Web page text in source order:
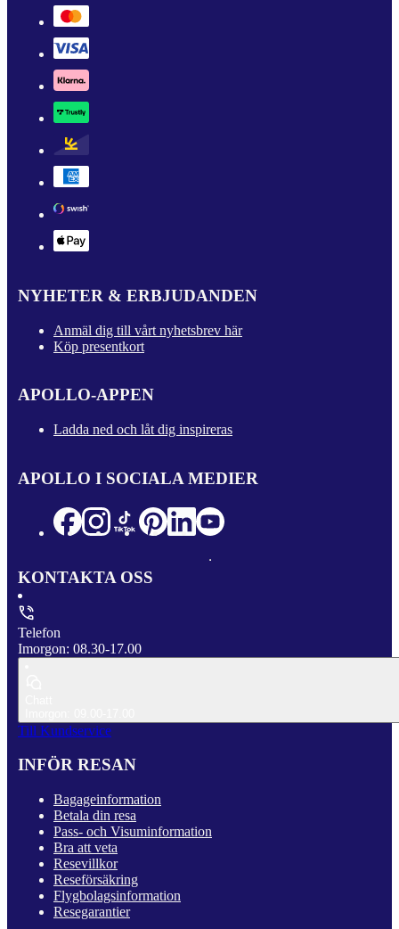
NYHETER & ERBJUDANDEN
Anmäl dig till vårt nyhetsbrev här
Köp presentkort
APOLLO-APPEN
Ladda ned och låt dig inspireras
APOLLO I SOCIALA MEDIER
KONTAKTA OSS
Telefon
Imorgon: 08.30-17.00
Till Kundservice
INFÖR RESAN
Bagageinformation
Betala din resa
Pass- och Visuminformation
Bra att veta
Resevillkor
Reseförsäkring
Flygbolagsinformation
Resegarantier